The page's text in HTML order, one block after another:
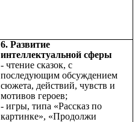
6. Развитие
интеллектуальной сферы
- чтение сказок, с
последующим обсуждением
сюжета, действий, чувств и
мотивов героев;
- игры, типа «Рассказ по
картинке», «Продолжи